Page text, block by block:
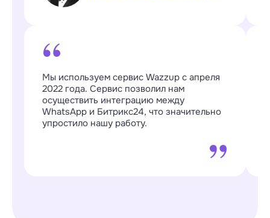
Мы используем сервис Wazzup с апреля
2022 года. Сервис позволил нам
осуществить интеграцию между
WhatsApp и Битрикс24, что значительно
упростило нашу работу.